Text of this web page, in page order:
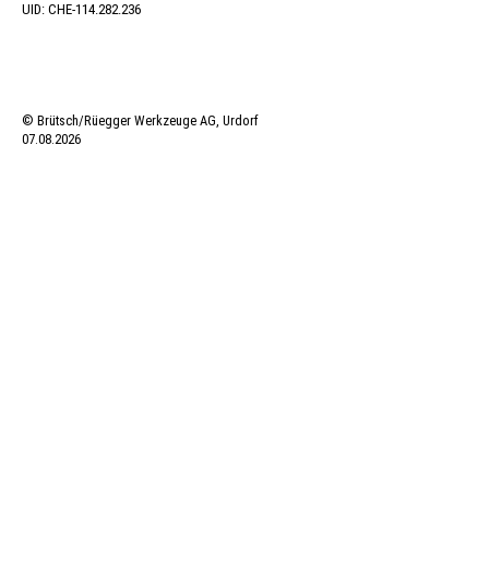
UID: CHE-114.282.236
© Brütsch/Rüegger Werkzeuge AG, Urdorf
07.08.2026